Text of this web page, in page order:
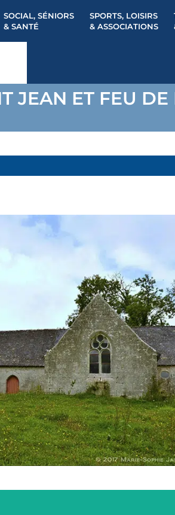
SOCIAL, SÉNIORS
& SANTÉ
SPORTS, LOISIRS
& ASSOCIATIONS
JEAN ET FEU